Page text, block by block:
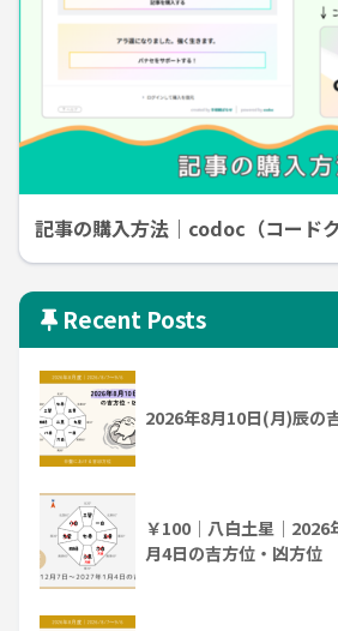
記事の購入方法｜codoc（コード
Recent Posts
2026年8月10日(月)辰の
￥100｜八白土星｜
月4日の吉方位・凶方位